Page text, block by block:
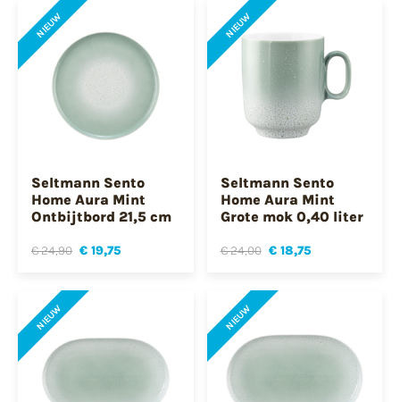
NIEUW
Seltmann Sento
Home Aura Mint
Ontbijtbord 21,5 cm
€ 24,90 € 19,75
NIEUW
Seltmann Sento
Home Aura Mint
Grote mok 0,40 liter
€ 24,00 € 18,75
NIEUW NIEUW